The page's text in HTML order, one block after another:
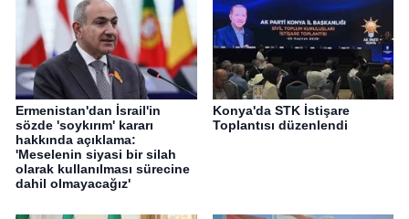
Ermenistan'dan İsrail'in
sözde 'soykırım' kararı
hakkında açıklama:
'Meselenin siyasi bir silah
olarak kullanılması sürecine
dahil olmayacağız'
Konya'da STK İstişare
Toplantısı düzenlendi